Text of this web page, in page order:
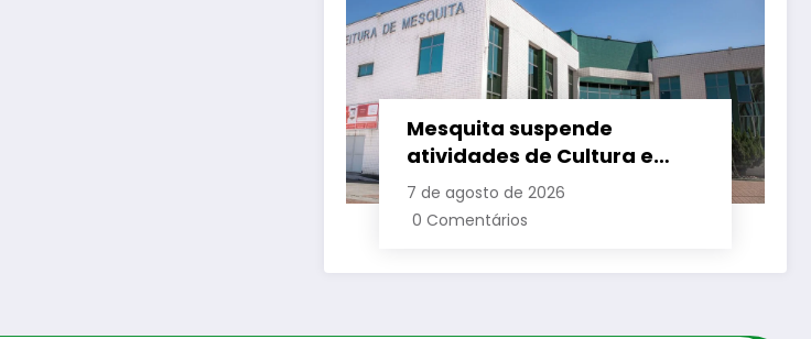
Mesquita suspende
atividades de Cultura e
Esporte nesta sexta-feira
(7)
7 de agosto de 2026
0 Comentários